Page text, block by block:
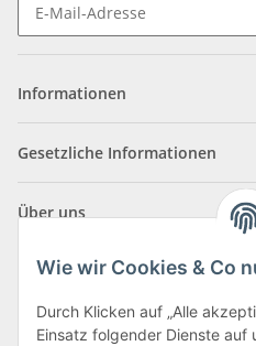
Informationen
Gesetzliche Informationen
Über uns
Wie wir Cookies & Co
Durch Klicken auf „Alle
Einsatz folgender Dienste auf